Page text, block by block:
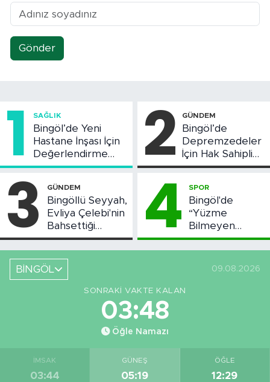
Gönder
1 SAĞLIK
Bingöl’de Yeni
Hastane İnşası İçin
Değerlendirme
Toplantısı Yapıldı
2 GÜNDEM
Bingöl’de
Depremzedeler
İçin Hak Sahipliği
Askı Süreci
3 GÜNDEM
Bingöllü Seyyah,
Evliya Çelebi'nin
Bahsettiği
Bingöl'deki O
Yeri Görüntüledi
4 SPOR
Bingöl'de
“Yüzme
Bilmeyen
Kalmasın”
Projesi Devam
Ediyor
BİNGÖL 09.08.2026
SONRAKI VAKTE KALAN
03:47
Öğle Namazı
İMSAK
03:44
GÜNEŞ
05:19
ÖĞLE
12:29